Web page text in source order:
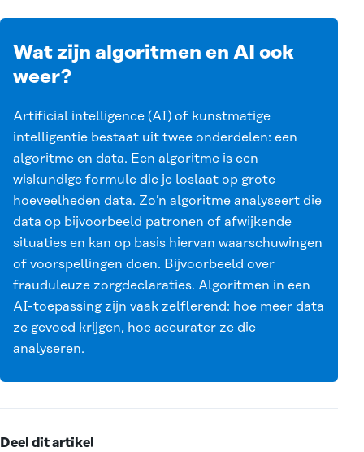
Wat zijn algoritmen en AI ook
weer?
Artificial intelligence (AI) of kunstmatige
intelligentie bestaat uit twee onderdelen: een
algoritme en data. Een algoritme is een
wiskundige formule die je loslaat op grote
hoeveelheden data. Zo’n algoritme analyseert die
data op bijvoorbeeld patronen of afwijkende
situaties en kan op basis hiervan waarschuwingen
of voorspellingen doen. Bijvoorbeeld over
frauduleuze zorgdeclaraties. Algoritmen in een
AI-toepassing zijn vaak zelflerend: hoe meer data
ze gevoed krijgen, hoe accurater ze die
analyseren.
Deel dit artikel